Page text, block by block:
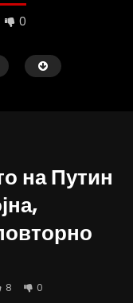
0
во Белата куќа –
0
на Путин
8 0